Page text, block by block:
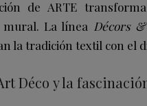
de ARTE
La línea Décors
la tradición textil con el
Déco y la